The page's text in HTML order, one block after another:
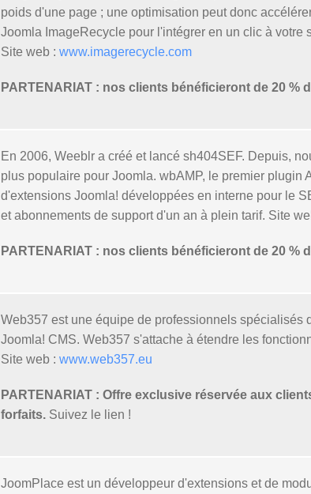
poids d'une page ; une optimisation peut donc
Joomla ImageRecycle pour l'intégrer en un clic à votre
Site web : www.imagerecycle.com
PARTENARIAT : nos clients bénéficieront de 20 %
En 2006, Weeblr a créé et lancé sh404SEF. Depuis,
plus populaire pour Joomla. wbAMP, le premier plugin
d'extensions Joomla! développées en interne pour le
et abonnements de support d'un an à plein tarif. Site
PARTENARIAT : nos clients bénéficieront de 20 %
Web357 est une équipe de professionnels
Joomla! CMS. Web357 s'attache à étendre les
Site web : www.web357.eu
PARTENARIAT : Offre exclusive réservée aux
forfaits. Suivez le lien !
JoomPlace est un développeur d'extensions et de